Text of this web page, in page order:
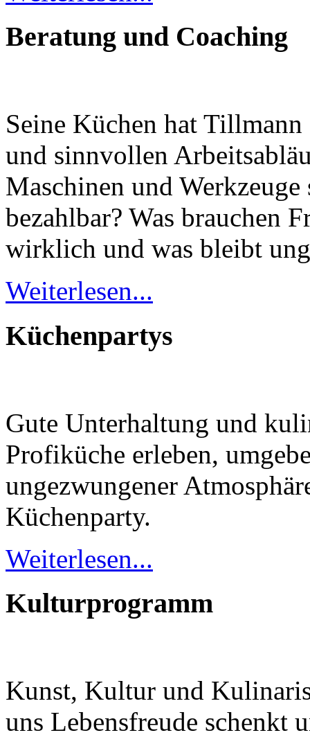
Beratung und Coaching
Seine Küchen hat
und sinnvollen
Maschinen und
bezahlbar? Was brauchen
wirklich und was bleibt
Weiterlesen...
Küchenpartys
Gute Unterhaltung und
Profiküche erleben,
ungezwungener
Küchenparty.
Weiterlesen...
Kulturprogramm
Kunst, Kultur und
uns Lebensfreude